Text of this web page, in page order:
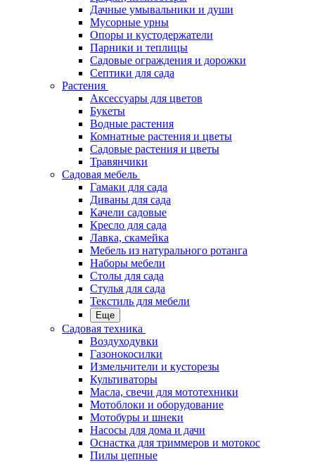
Дачные умывальники и души
Мусорные урны
Опоры и кустодержатели
Парники и теплицы
Садовые ограждения и дорожки
Септики для сада
Растения
Аксессуары для цветов
Букеты
Водные растения
Комнатные растения и цветы
Садовые растения и цветы
Травянчики
Садовая мебель
Гамаки для сада
Диваны для сада
Качели садовые
Кресло для сада
Лавка, скамейка
Мебель из натурального ротанга
Наборы мебели
Столы для сада
Стулья для сада
Текстиль для мебели
Еще
Садовая техника
Воздуходувки
Газонокосилки
Измельчители и кусторезы
Культиваторы
Масла, свечи для мототехники
Мотоблоки и оборудование
Мотобуры и шнеки
Насосы для дома и дачи
Оснастка для триммеров и мотокос
Пилы цепные